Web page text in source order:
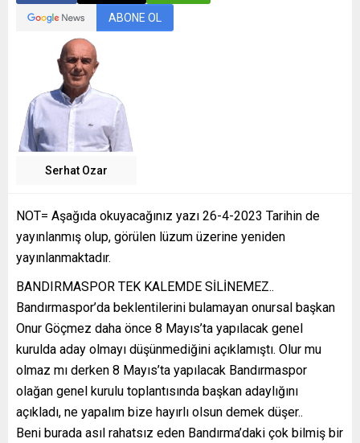
ABONE OL
Serhat Ozar
NOT= Aşağıda okuyacağınız yazı 26-4-2023 Tarihin de
yayınlanmış olup, görülen lüzum üzerine yeniden
yayınlanmaktadır.
BANDIRMASPOR TEK KALEMDE SİLİNEMEZ..
Bandırmaspor’da beklentilerini bulamayan onursal başkan
Onur Göçmez daha önce 8 Mayıs’ta yapılacak genel
kurulda aday olmayı düşünmediğini açıklamıştı. Olur mu
olmaz mı derken 8 Mayıs’ta yapılacak Bandırmaspor
olağan genel kurulu toplantısında başkan adaylığını
açıkladı, ne yapalım bize hayırlı olsun demek düşer..
Beni burada asıl rahatsız eden Bandırma’daki çok bilmiş bir